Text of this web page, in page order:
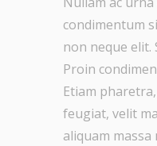
condimentum
non neque elit.
Proin
Etiam
feugiat, velit
aliquam massa